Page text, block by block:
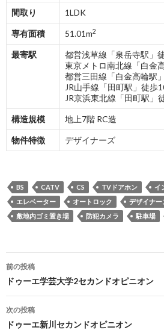
間取り 1LDK
専有面積 51.01m2
最寄駅
都営浅草線「泉岳寺駅」
東京メトロ南北線「白金
都営三田線「白金高輪駅
JR山手線「田町駅」徒歩
JR京浜東北線「田町駅」
構造規模 地上7階 RC造
物件特徴 デザイナーズ
BS CATV CS TVドアホン
イ
エレベーター
オートロック デザイナー
敷地内ゴミ置き場
防犯カメラ 駐車場
投
稿
ナ
ビ
前の投稿
ドゥーエ学芸大学2セカンドオピニオン
次の投稿
ドゥーエ新川セカンドオピニオン